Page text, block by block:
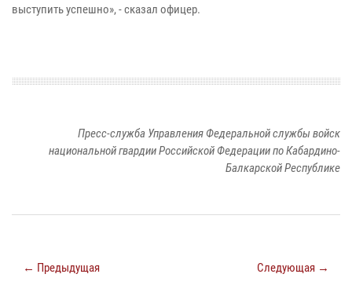
выступить успешно», - сказал офицер.
Пресс-служба Управления Федеральной службы войск
национальной гвардии Российской Федерации по Кабардино-
Балкарской Республике
← Предыдущая Следующая →